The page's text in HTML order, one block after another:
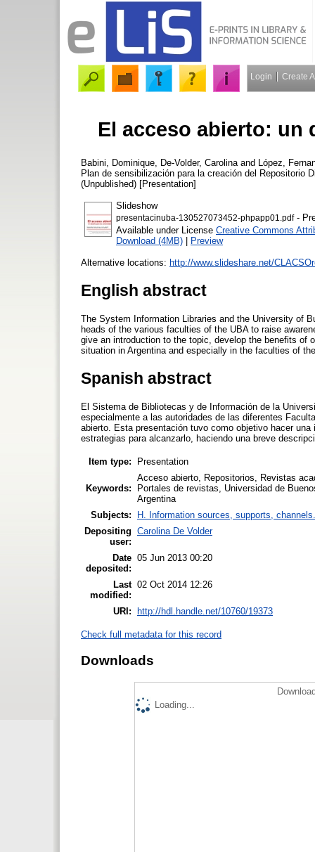
Login Create
El acceso abierto: un
Babini, Dominique De-Volder, Carolina and
López,
Plan de sensibilización para la creación del Repositorio
(Unpublished) [Presentation]
Slideshow
presentacinuba-130527073452-phpapp01.pdf-
Available under License Creative Commons
Download (4MB) | Preview
Alternative locations: http://www.slideshare.net/
English abstract
The System Information Libraries and the University of
heads of the various faculties of the UBA to raise
give an introduction to the topic, develop the benefits of
situation in Argentina and especially in the faculties of
Spanish abstract
El Sistema de Bibliotecas y de Información de la
especialmente a las autoridades de las diferentes
abierto. Esta presentación tuvo como objetivo hacer
estrategias para alcanzarlo, haciendo una breve
Item type: Presentation
Keywords:
Acceso abierto, Repositorios, Revistas
Portales de revistas, Universidad de
Argentina
Subjects:
H. Information sources, supports, channels.
Depositing
user:
Carolina De Volder
Date
deposited:
05 Jun 2013 00:20
Last
modified:
02 Oct 2014 12:26
URI: http://hdl.handle.net/10760/19373
Check full metadata for this record
Downloads
Loading...